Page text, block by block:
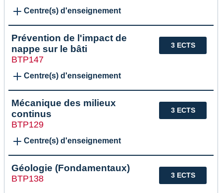
Centre(s) d'enseignement
3 ECTS
Prévention de l'impact de
nappe sur le bâti
BTP147
Centre(s) d'enseignement
3 ECTS
Mécanique des milieux
continus
BTP129
Centre(s) d'enseignement
3 ECTS
Géologie (Fondamentaux)
BTP138